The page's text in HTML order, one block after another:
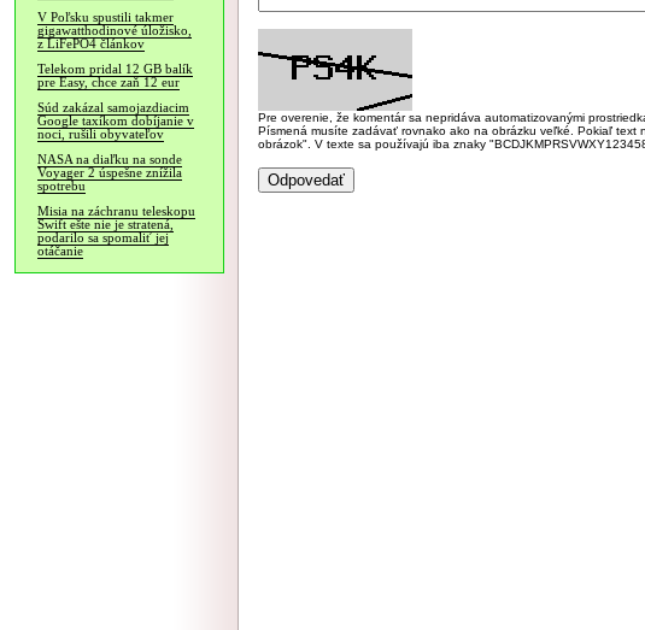
V Poľsku spustili takmer
gigawatthodinové úložisko,
z LiFePO4 článkov
Telekom pridal 12 GB balík
pre Easy, chce zaň 12 eur
Súd zakázal samojazdiacim
Google taxíkom dobíjanie v
noci, rušili obyvateľov
NASA na diaľku na sonde
Voyager 2 úspešne znížila
spotrebu
Misia na záchranu teleskopu
Swift ešte nie je stratená,
podarilo sa spomaliť jej
otáčanie
Pre overenie, že komentár sa nepridáva automatizovanými
Písmená musíte zadávať rovnako ako na obrázku veľké. Pokiaľ text
obrázok". V texte sa používajú iba znaky